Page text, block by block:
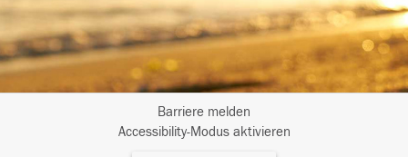
Barriere melden
Accessibility-Modus aktivieren